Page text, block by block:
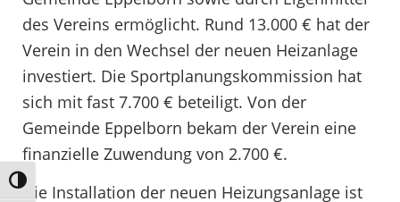
Umschalten auf hohe Kontraste
des Vereins ermöglicht. Rund 13.000 € hat der
Verein in den Wechsel der neuen Heizanlage
investiert. Die Sportplanungskommission hat
sich mit fast 7.700 € beteiligt. Von der
Gemeinde Eppelborn bekam der Verein eine
finanzielle Zuwendung von 2.700 €.
Die Installation der neuen Heizungsanlage ist